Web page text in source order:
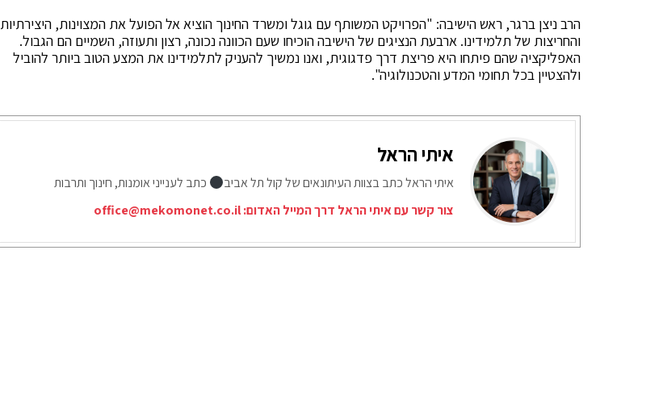
הרב ניצן ברגר, ראש הישיבה: "הפרויקט המשותף עם גוגל ומשרד החינוך הוציא אל הפועל את המצוינות, היצירתיות
והחריצות של תלמידינו. ארבעת הנציגים של הישיבה הוכיחו שעם הכוונה נכונה, רצון ותעוזה, השמיים הם הגבול.
האפליקציה שהם פיתחו היא פריצת דרך פדגוגית, ואנו נמשיך להעניק לתלמידינו את המצע הטוב ביותר להוביל
ולהצטיין בכל תחומי המדע והטכנולוגיה".
איתי הראל
איתי הראל כתב בצוות העיתונאים של קול תל אביב
כתב לענייני אומנות, חינוך ותרבות
צור קשר עם איתי הראל דרך המייל האדום:office@mekomonet.co.il